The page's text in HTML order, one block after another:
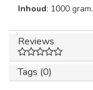
Inhoud: 1000 gram.
Reviews
Tags (0)